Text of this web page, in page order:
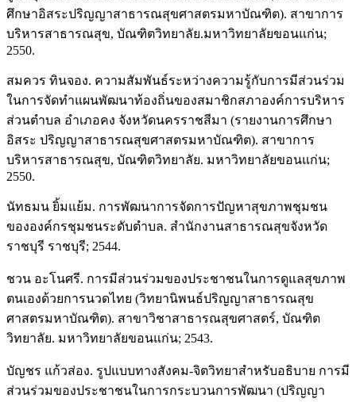
ศึกษาอิสระปริญญาสาธารณสุขศาสตรมหาบัณฑิต). สาขาการ
บริหารสาธารณสุข, บัณฑิตวิทยาลัย.มหาวิทยาลัยขอนแก่น;
2550.
สมควร ทินจอง. ความสัมพันธ์ระหว่างความรู้กับการมีส่วนร่วม
ในการจัดทำแผนพัฒนาท้องถิ่นของสมาชิกสภาองค์การบริหาร
ส่วนตำบล อำเภอคง จังหวัดนครราชสีมา (รายงานการศึกษา
อิสระ ปริญญาสาธารณสุขศาสตรมหาบัณฑิต). สาขาการ
บริหารสาธารณสุข, บัณฑิตวิทยาลัย. มหาวิทยาลัยขอนแก่น;
2550.
นัทธมน ยิ้มแย้ม. การพัฒนาการจัดการปัญหาสุขภาพชุมชน
ขององค์กรชุมชนระดับตำบล. สำนักงานสาธารณสุขจังหวัด
ราชบุรี ราชบุรี; 2544.
ชวน อะโนศรี. การมีส่วนร่วมของประชาชนในการดูแลสุขภาพ
ตนเองด้วยการนวดไทย (วิทยานิพนธ์ปริญญาสาธารณสุข
ศาสตรมหาบัณฑิต). สาขาวิชาสาธารณสุขศาสตร์, บัณฑิต
วิทยาลัย. มหาวิทยาลัยขอนแก่น; 2543.
บัญชร แก้วส่อง. รูปแบบทางสังคม-จิตวิทยาสำหรับอธิบาย การมี
ส่วนร่วมของประชาชนในการกระบวนการพัฒนา (ปริญญา